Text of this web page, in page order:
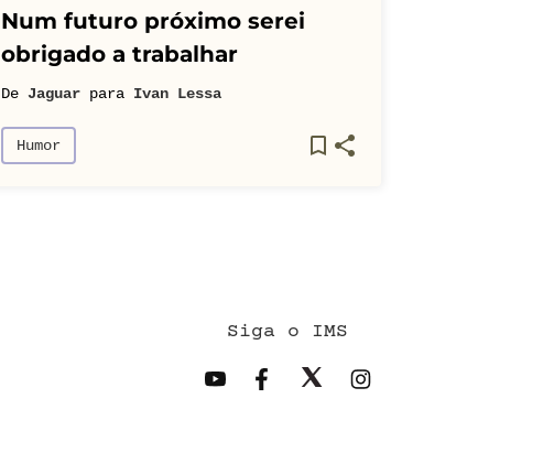
Num futuro próximo serei
obrigado a trabalhar
De Jaguar para Ivan Lessa
Humor
Siga o IMS